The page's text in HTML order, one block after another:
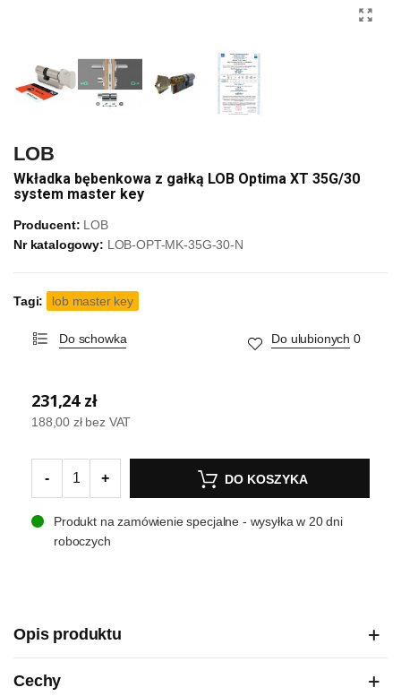
LOB
Wkładka bębenkowa z gałką LOB Optima XT 35G/30
system master key
Producent: LOB
Nr katalogowy: LOB-OPT-MK-35G-30-N
Tagi: lob master key
Do schowka Do ulubionych 0
231,24 zł
188,00 zł bez VAT
- + DO KOSZYKA
Produkt na zamówienie specjalne - wysyłka w 20 dni
roboczych
Opis produktu
Cechy